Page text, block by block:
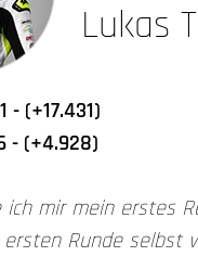
Lukas
- (+17.431)
- (+4.928)
ich mir mein erstes
Runde selbst